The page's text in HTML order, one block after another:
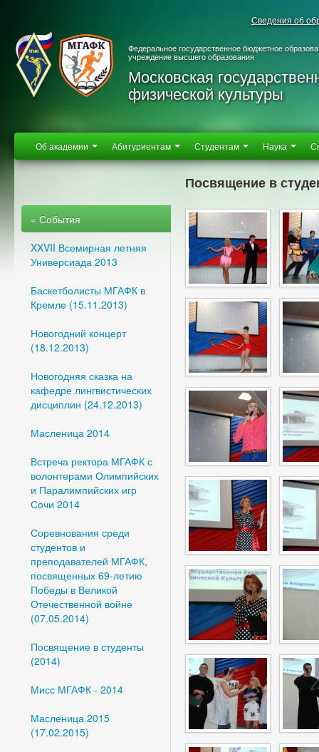
Сведения об
Федеральное государственное бюджетное
учреждение высшего образования
Московская
физической культуры
Об академии Абитуриентам Студентам Наука
« События
XXVII Всемирная летняя
Универсиада 2013
Баскетболисты МГАФК в
Кремле (15.11.2013)
Новогодний концерт
(18.12.2013)
Новогодняя сказка на
кафедре лингвистических
дисциплин (24.12.2013)
Масленица 2014
Встреча ректора МГАФК с
волонтерами Олимпийских
и Паралимпийских игр
Сочи 2014
Соревнования среди
студентов и
преподавателей МГАФК,
посвященных 69-летию
Победы в Великой
Отечественной войне
(07.05.2014)
Посвящение в студенты
(2014)
Мисс МГАФК - 2014
Масленица 2015
(17.02.2015)
Посвящение в